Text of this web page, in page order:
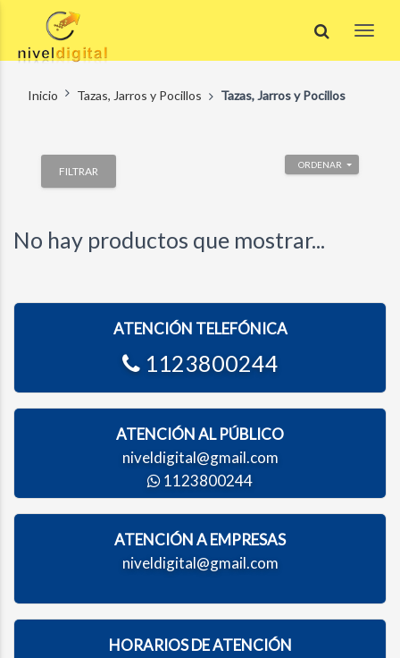
Inicio Tazas, Jarros y Pocillos Tazas, Jarros y Pocillos
ORDENAR
FILTRAR
No hay productos que mostrar...
ATENCIÓN TELEFÓNICA
1123800244
ATENCIÓN AL PÚBLICO
niveldigital@gmail.com
1123800244
ATENCIÓN A EMPRESAS
niveldigital@gmail.com
HORARIOS DE ATENCIÓN